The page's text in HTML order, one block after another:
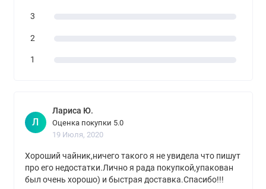
3
2
1
Л
Лариса Ю.
Оценка покупки 5.0
19 Июля, 2020
Хороший чайник,ничего такого я не увидела что пишут
про его недостатки.Лично я рада покупкой,упакован
был очень хорошо) и быстрая доставка.Спасибо!!!